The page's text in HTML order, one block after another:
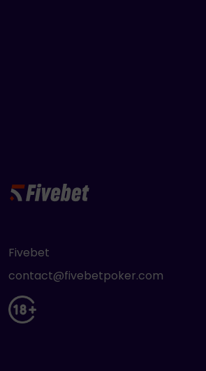
Fivebet
contact@fivebetpoker.com